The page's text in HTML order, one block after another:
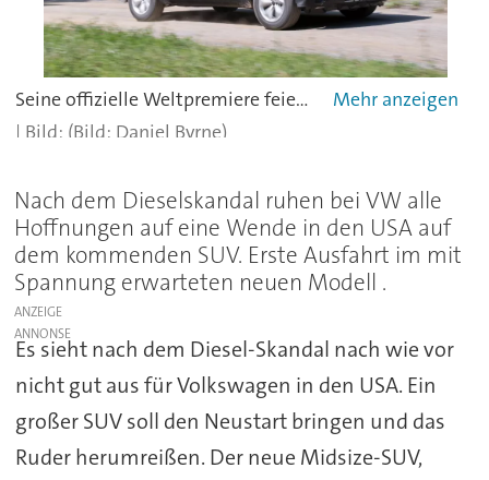
Seine offizielle Weltpremiere feiert der VW Midsize SUV Ende Oktober an der Westküste der USA.
(Bild: Daniel Byrne)
Nach dem Dieselskandal ruhen bei VW alle
Hoffnungen auf eine Wende in den USA auf
dem kommenden SUV. Erste Ausfahrt im mit
Spannung erwarteten neuen Modell .
ANZEIGE
Es sieht nach dem Diesel-Skandal nach wie vor
nicht gut aus für Volkswagen in den USA. Ein
großer SUV soll den Neustart bringen und das
Ruder herumreißen. Der neue Midsize-SUV,